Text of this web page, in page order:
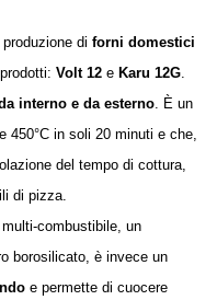
di forni domestici
Volt 12 e Karu 12G.
interno e da esterno. È un
450°C in soli 20 minuti e che,
del tempo di cottura,
di pizza.
combustibile, un
borosilicato, è invece un
e permette di cuocere